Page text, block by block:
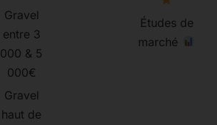
Gravel
entre 3
000 & 5
000€
Gravel
haut de
Études de
marché